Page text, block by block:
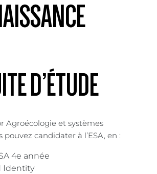
D’ÉTUDE
Agroécologie et systèmes
candidater à l’ESA, en :
4e année
Identity